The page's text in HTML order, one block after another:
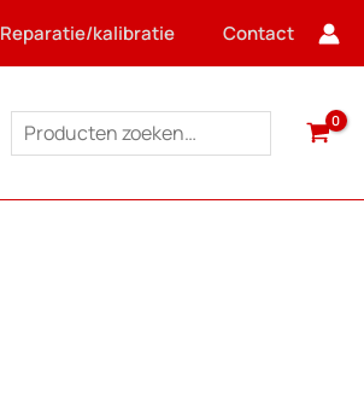
Reparatie/kalibratie Contact
Zoeken